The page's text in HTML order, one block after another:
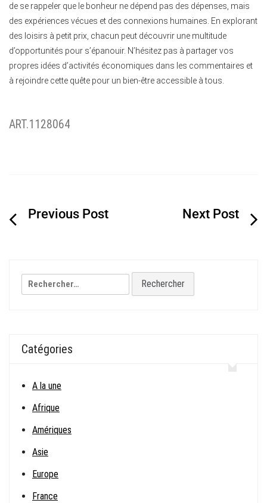
de se rappeler que le bonheur ne dépend pas des dépenses, mais
des expériences vécues et des connexions humaines. En explorant
des loisirs à petit prix, chacun peut découvrir une multitude
d’opportunités pour s’épanouir. N’hésitez pas à partager vos
propres idées d’activités économiques dans les commentaires et
à rejoindre cette quête pour un bien-être accessible à tous.
ART.1128064
Navigation
Rechercher :
Catégories
A la une
Afrique
Amériques
Asie
Europe
France